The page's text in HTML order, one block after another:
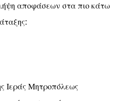
αποφάσεων στα πιο κάτω
Ιεράς Μητροπόλεως